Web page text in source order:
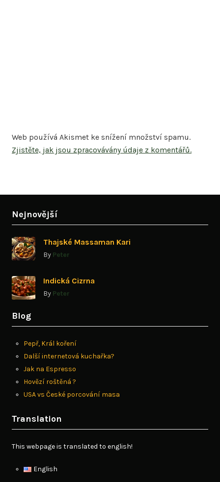
Web používá Akismet ke snížení množství spamu.
Zjistěte, jak jsou zpracovávány údaje z komentářů.
Nejnovější
Thajské Massaman Kari
By Peter
Indická Cizrna
By Peter
Blog
Pepř, Král koření
Další internetová kuchařka?
Jak na Espresso
Hovězí roštěná ?
USA vs České porcování masa
Translation
This webpage is translated to english!
English